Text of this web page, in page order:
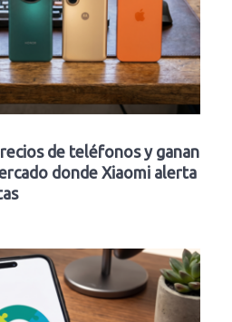
de teléfonos y ganan
donde Xiaomi alerta